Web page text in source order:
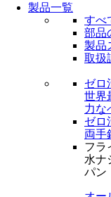
製品一覧
すべ
部品
製品
取扱
ゼロ
世界
力な
ゼロ
両手
フラ
水ナ
パン